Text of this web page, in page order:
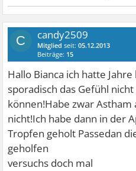
C candy2509
Mitglied seit:05.12.2013
Beiträge: 15
Hallo Bianca ich hatte
sporadisch das Gefühl
können!Habe zwar
nicht!Ich habe dann in der
Tropfen geholt Passedan
geholfen
versuchs doch mal